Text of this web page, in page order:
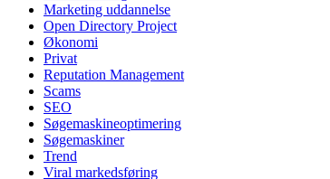
Marketing uddannelse
Open Directory Project
Økonomi
Privat
Reputation Management
Scams
SEO
Søgemaskineoptimering
Søgemaskiner
Trend
Viral markedsføring